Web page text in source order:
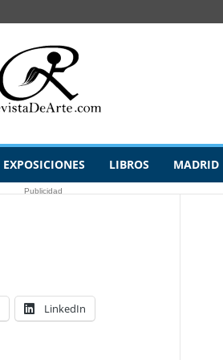
EXPOSICIONES LIBROS MADRID
Publicidad
LinkedIn